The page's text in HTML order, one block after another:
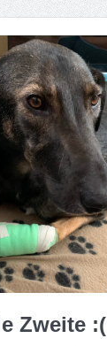
Zweite :(